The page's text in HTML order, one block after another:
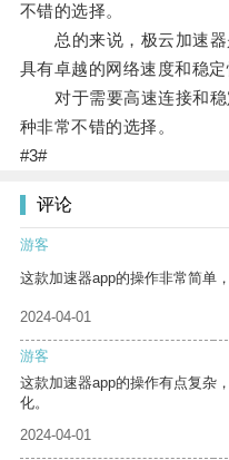
不错的选择。
总的来说，极云加速器
具有卓越的网络速度和稳
对于需要高速连接和稳
种非常不错的选择。
#3#
评论
游客
这款加速器app的操作非常简单
2024-04-01
游客
这款加速器app的操作有点复杂
化。
2024-04-01